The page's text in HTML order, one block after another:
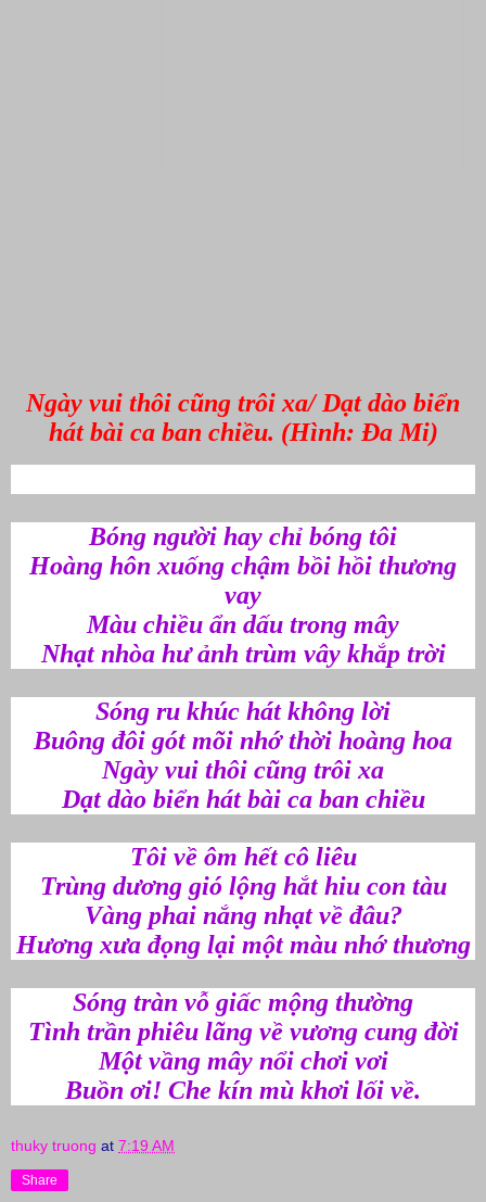
Ngày vui thôi cũng trôi xa/ Dạt dào biển
hát bài ca ban chiều. (Hình: Đa Mi)
Bóng người hay chỉ bóng tôi
Hoàng hôn xuống chậm bồi hồi thương
vay
Màu chiều ẩn dấu trong mây
Nhạt nhòa hư ảnh trùm vây khắp trời
Sóng ru khúc hát không lời
Buông đôi gót mõi nhớ thời hoàng hoa
Ngày vui thôi cũng trôi xa
Dạt dào biển hát bài ca ban chiều
Tôi về ôm hết cô liêu
Trùng dương gió lộng hắt hiu con tàu
Vàng phai nắng nhạt về đâu?
Hương xưa đọng lại một màu nhớ thương
Sóng tràn vỗ giấc mộng thường
Tình trần phiêu lãng về vương cung đời
Một vầng mây nổi chơi vơi
Buồn ơi! Che kín mù khơi lối về.
thuky truong at 7:19 AM
Share